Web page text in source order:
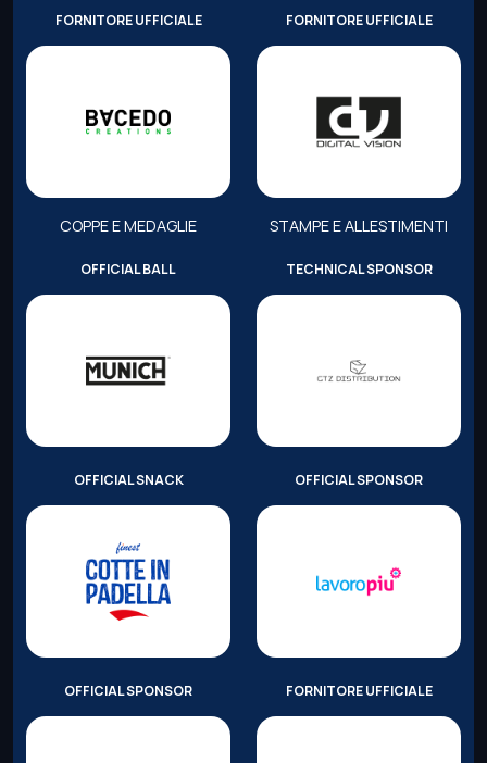
FORNITORE UFFICIALE
COPPE E MEDAGLIE
FORNITORE UFFICIALE
STAMPE E ALLESTIMENTI
OFFICIAL BALL TECHNICAL SPONSOR
OFFICIAL SNACK OFFICIAL SPONSOR
OFFICIAL SPONSOR FORNITORE UFFICIALE